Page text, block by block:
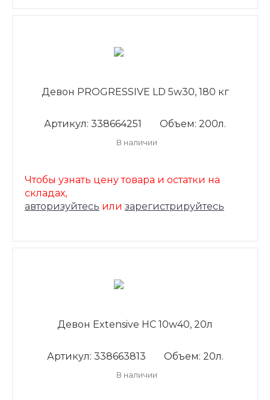
Девон PROGRESSIVE LD 5w30, 180 кг
Артикул: 338664251 Объем: 200л.
В наличии
Чтобы узнать цену товара и остатки на
складах,
авторизуйтесь или зарегистрируйтесь
Девон Extensive HC 10w40, 20л
Артикул: 338663813 Объем: 20л.
В наличии